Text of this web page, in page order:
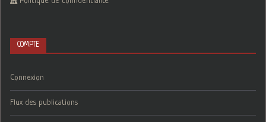
COMPTE
Connexion
Flux des publications